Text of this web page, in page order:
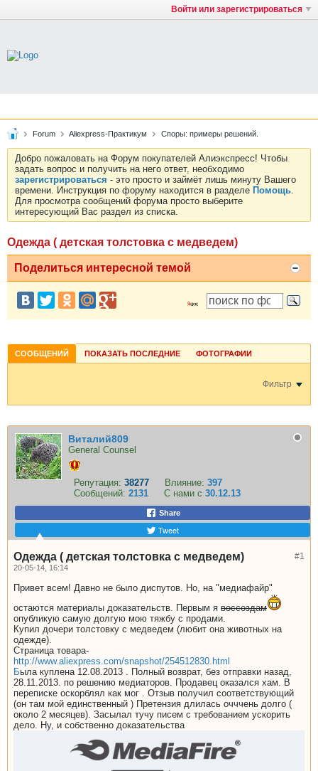
Войти или зарегистрироваться
Forum Aliexpress-Практикум Споры: примеры решений.
Добро пожаловать на Форум покупателей Алиэкспресс! Чтобы
задать вопрос и получить на него ответ, необходимо
зарегистрироваться - это просто и займёт лишь минуту Вашего
времени. Инструкция по форуму находится в разделе Помощь.
Для просмотра сообщений форума просто выберите
интересующий Вас раздел из списка.
Одежда ( детская толстовка с медведем)
Поделиться интересной темой
СООБЩЕНИЙ ПОКАЗАТЬ ПОСЛЕДНИЕ ФОТОГРАФИИ
Фильтр
Виталий809
General Counsel
Репутация: 38277 Влияние: 397
Сообщений: 2131 С нами с 30.12.13
Share
Tweet
#1
Одежда ( детская толстовка с медведем)
20-05-14, 16:14
Привет всем! Давно не было диспутов. Но, на "медиафайр"
остаются материалы доказательств. Первым я воссоздам
опубликую самую долгую мою тяжбу с продами.
Купил дочери толстовку с медведем (любит она животных на
одежде).
Страница товара-
http://www.aliexpress.com/snapshot/254512830.html
Была куплена 12.08.2013 . Полный возврат, без отправки назад,
28.11.2013. по решению медиаторов. Продавец оказался хам. В
переписке оскорблял как мог . Отзыв получил соответствующий
(он там мой единственный ) Претензия длилась очччень долго (
около 2 месяцев). Засылал тучу писем с требованием ускорить
дело. Ну, и собственно доказательства